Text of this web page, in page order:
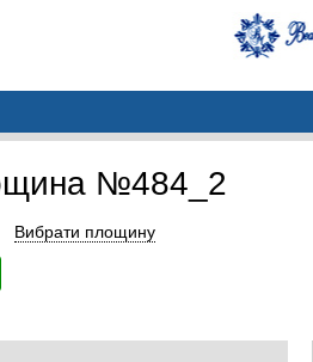
№484_2
Вибрати площину